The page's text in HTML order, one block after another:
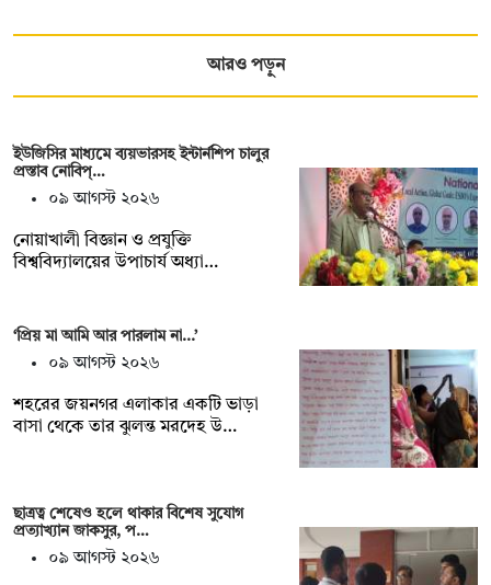
আরও পড়ুন
ইউজিসির মাধ্যমে ব্যয়ভারসহ ইন্টার্নশিপ চালুর
প্রস্তাব নোবিপ্…
০৯ আগস্ট ২০২৬
নোয়াখালী বিজ্ঞান ও প্রযুক্তি
বিশ্ববিদ্যালয়ের উপাচার্য অধ্যা…
‘প্রিয় মা আমি আর পারলাম না...’
০৯ আগস্ট ২০২৬
শহরের জয়নগর এলাকার একটি ভাড়া
বাসা থেকে তার ঝুলন্ত মরদেহ উ…
ছাত্রত্ব শেষেও হলে থাকার বিশেষ সুযোগ
প্রত্যাখ্যান জাকসুর, প…
০৯ আগস্ট ২০২৬